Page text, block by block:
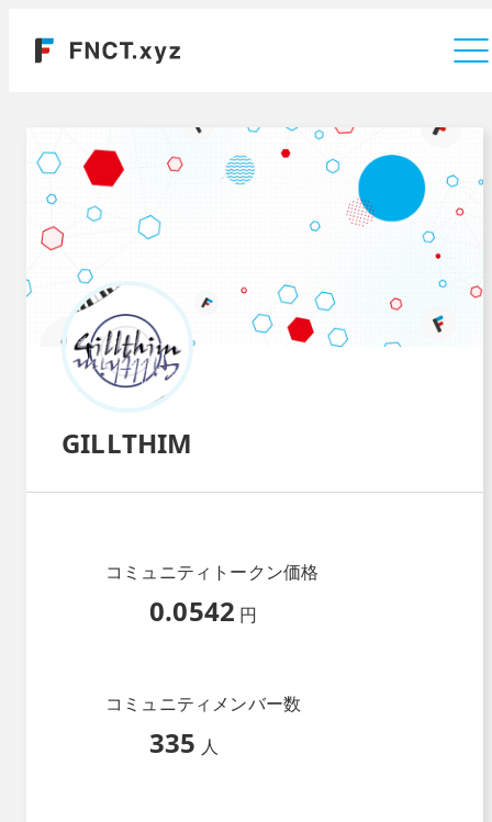
GILLTHIM
コミュニティトークン価格
0.0542 円
コミュニティメンバー数
335 人